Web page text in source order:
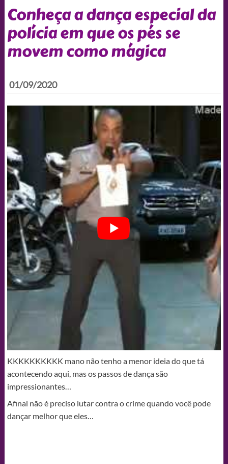
Conheça a dança especial da
polícia em que os pés se
movem como mágica
01/09/2020
KKKKKKKKKK mano não tenho a menor ideia do que tá
acontecendo aqui, mas os passos de dança são
impressionantes…
Afinal não é preciso lutar contra o crime quando você pode
dançar melhor que eles…